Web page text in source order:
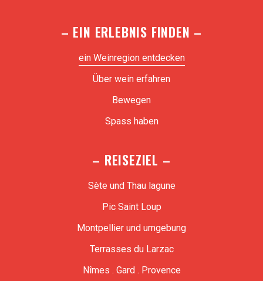
– EIN ERLEBNIS FINDEN –
ein Weinregion entdecken
Über wein erfahren
Bewegen
Spass haben
– REISEZIEL –
Sète und Thau lagune
Pic Saint Loup
Montpellier und umgebung
Terrasses du Larzac
Nîmes . Gard . Provence